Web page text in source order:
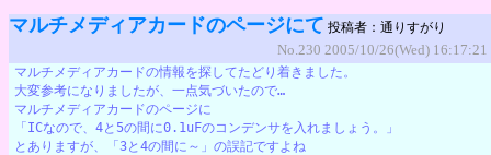
マルチメディアカードのページにて 投稿者：通りすがり
No.230 2005/10/26(Wed) 16:17:21
マルチメディアカードの情報を探してたどり着きました。
大変参考になりましたが、一点気づいたので…
マルチメディアカードのページに
「ICなので、4と5の間に0.1uFのコンデンサを入れましょう。」
とありますが、「3と4の間に～」の誤記ですよね